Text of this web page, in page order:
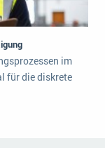
im
für die diskrete